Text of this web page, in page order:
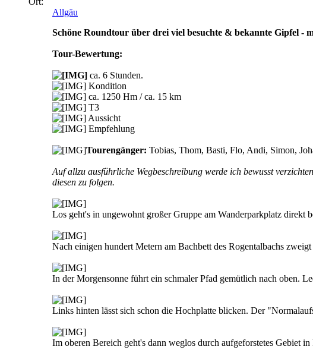
Allgäu
Schöne Roundtour über drei viel besuchte & bekannte Gipfel -
Tour-Bewertung:
ca. 6 Stunden.
Kondition
ca. 1250 Hm / ca. 15 km
T3
Aussicht
Empfehlung
Tourengänger: Tobias, Thom, Basti, Flo, Andi, Simon,
Auf allzu ausführliche Wegbeschreibung werde ich bewusst
diesen zu folgen.
Los geht's in ungewohnt großer Gruppe am Wanderparkplatz direkt
Nach einigen hundert Metern am Bachbett des Rogentalbachs
In der Morgensonne führt ein schmaler Pfad gemütlich nach oben.
Links hinten lässt sich schon die Hochplatte blicken. Der
Im oberen Bereich geht's dann weglos durch aufgeforstetes Gebiet